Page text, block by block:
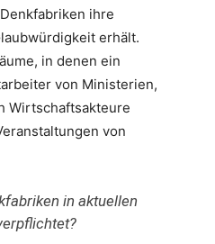
ihre
erhält.
in denen ein
von Ministerien,
Wirtschaftsakteure
von
in aktuellen